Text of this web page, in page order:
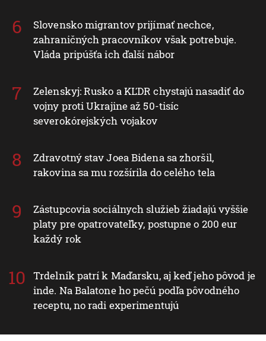
Slovensko migrantov prijímať nechce,
zahraničných pracovníkov však potrebuje.
Vláda pripúšťa ich ďalší nábor
Zelenskyj: Rusko a KĽDR chystajú nasadiť do
vojny proti Ukrajine až 50-tisíc
severokórejských vojakov
Zdravotný stav Joea Bidena sa zhoršil,
rakovina sa mu rozšírila do celého tela
Zástupcovia sociálnych služieb žiadajú vyššie
platy pre opatrovateľky, postupne o 200 eur
každý rok
Trdelník patrí k Maďarsku, aj keď jeho pôvod je
inde. Na Balatone ho pečú podľa pôvodného
receptu, no radi experimentujú